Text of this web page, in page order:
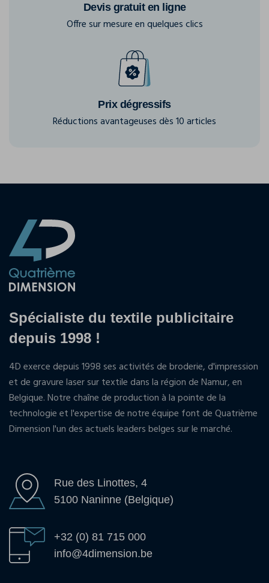
Devis gratuit en ligne
Offre sur mesure en quelques clics
Prix dégressifs
Réductions avantageuses dès 10 articles
Spécialiste du textile publicitaire
depuis 1998 !
4D exerce depuis 1998 ses activités de broderie, d'impression
et de gravure laser sur textile dans la région de Namur, en
Belgique. Notre chaîne de production à la pointe de la
technologie et l'expertise de notre équipe font de Quatrième
Dimension l'un des actuels leaders belges sur le marché.
Rue des Linottes, 4
5100 Naninne (Belgique)
+32 (0) 81 715 000
info@4dimension.be